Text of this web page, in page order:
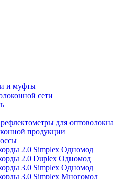
и муфты
сети
для оптоволокна
продукции
2.0 Simplex Одномод
2.0 Duplex Одномод
3.0 Simplex Одномод
3.0 Simplex Многомод